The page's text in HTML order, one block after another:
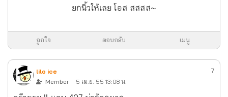
ยกนิ้วให้เลย โอส สสสส~
ถูกใจ ตอบกลับ เมนู
lilo ice
Member
5 เม.ย. 55 13:08 น.
7